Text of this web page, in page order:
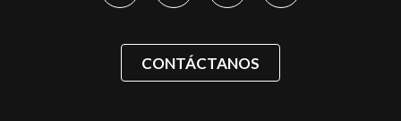
CONTÁCTANOS